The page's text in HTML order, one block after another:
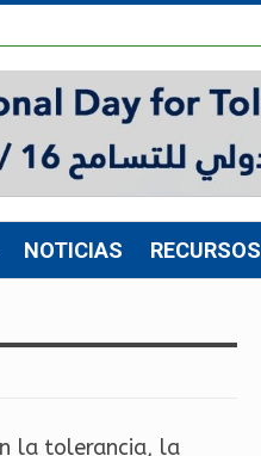
NOTICIAS RECURSOS
la tolerancia, la